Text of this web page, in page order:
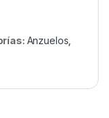
Anzuelos